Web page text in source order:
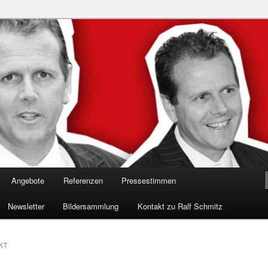
für Hackervorträge &
in die Welt der Cybersicherheit mit Ralf Schmitz. Erleben Sie Live-
& schützen Sie sich effektiv.
Angebote Referenzen Pressestimmen
Newsletter Bildersammlung Kontakt zu Ralf Schmitz